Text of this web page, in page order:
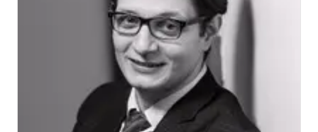
bacarıqları onun peşəkar fəaliyyətini güclü şəkildə
dəstəkləyir. O, strateji əhəmiyyətə malik dövlət
qurumunda yüksək ixtisaslı mütəxəssis kimi təmsil